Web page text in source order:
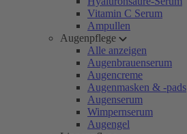
Vitamin C Serum
Ampullen
Augenpflege
Alle anzeigen
Augenbrauenserum
Augencreme
Augenmasken & -pads
Augenserum
Wimpernserum
Augengel